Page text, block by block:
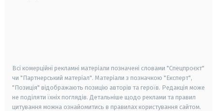
Всі комерційні рекламні матеріали позначені словами "Спецпроєкт"
чи "Партнерський матеріал". Матеріали з позначкою "Експерт",
"Позиція" відображають позицію авторів та героїв. Редакція може
не поділяти їхніх поглядів. Детальніше щодо реклами та правил
цитування можна ознайомитись в правилах користування сайтом.